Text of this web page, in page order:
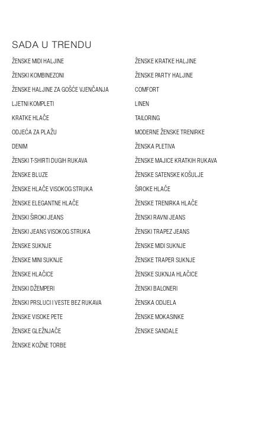
SADA U TRENDU
ŽENSKE MIDI HALJINE
ŽENSKE KRATKE HALJINE
ŽENSKI KOMBINEZONI
ŽENSKE PARTY HALJINE
ŽENSKE HALJINE ZA GOŠĆE VJENČANJA
COMFORT
LJETNI KOMPLETI
LINEN
KRATKE HLAČE
TAILORING
ODJEĆA ZA PLAŽU
MODERNE ŽENSKE TRENIRKE
DENIM
ŽENSKA PLETIVA
ŽENSKI T-SHIRTI DUGIH RUKAVA
ŽENSKE MAJICE KRATKIH RUKAVA
ŽENSKE BLUZE
ŽENSKE SATENSKE KOŠULJE
ŽENSKE HLAČE VISOKOG STRUKA
ŠIROKE HLAČE
ŽENSKE ELEGANTNE HLAČE
ŽENSKE TRENIRKA HLAČE
ŽENSKI ŠIROKI JEANS
ŽENSKI RAVNI JEANS
ŽENSKI JEANS VISOKOG STRUKA
ŽENSKI TRAPEZ JEANS
ŽENSKE SUKNJE
ŽENSKE MIDI SUKNJE
ŽENSKE MINI SUKNJE
ŽENSKE TRAPER SUKNJE
ŽENSKE HLAČICE
ŽENSKE SUKNJA HLAČICE
ŽENSKI DŽEMPERI
ŽENSKI BALONERI
ŽENSKI PRSLUCI I VESTE BEZ RUKAVA
ŽENSKA ODIJELA
ŽENSKE VISOKE PETE
ŽENSKE MOKASINKE
ŽENSKE GLEŽNJAČE
ŽENSKE SANDALE
ŽENSKE KOŽNE TORBE